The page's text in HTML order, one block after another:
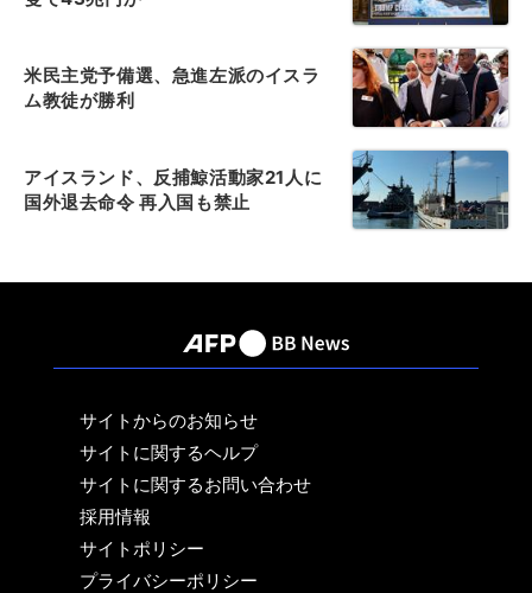
米民主党予備選、急進左派のイスラ
ム教徒が勝利
アイスランド、反捕鯨活動家21人に
国外退去命令 再入国も禁止
サイトからのお知らせ
サイトに関するヘルプ
サイトに関するお問い合わせ
採用情報
サイトポリシー
プライバシーポリシー